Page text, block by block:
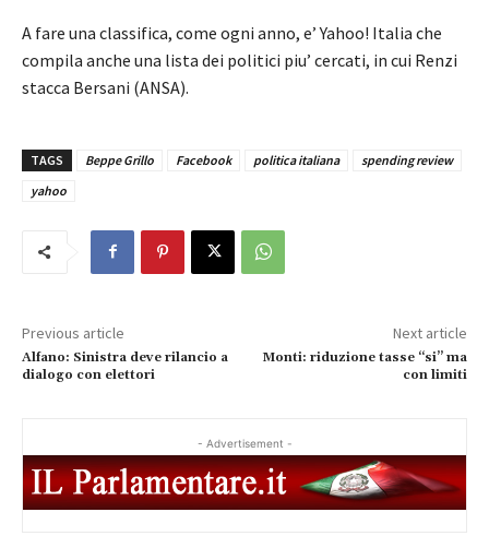
A fare una classifica, come ogni anno, e’ Yahoo! Italia che
compila anche una lista dei politici piu’ cercati, in cui Renzi
stacca Bersani (ANSA).
TAGS Beppe Grillo Facebook politica italiana
spending review
yahoo
Previous article
Alfano: Sinistra deve rilancio a
dialogo con elettori
Next article
Monti: riduzione tasse “si” ma
con limiti
- Advertisement -